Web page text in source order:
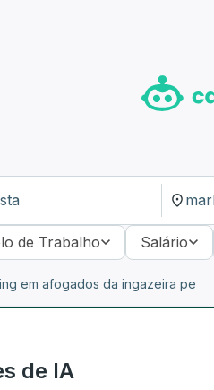
de Trabalho Salário
em afogados da ingazeira pe
de IA